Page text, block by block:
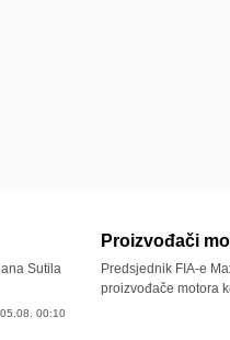
Sutila
00:10
Proizvođači
Predsjednik FIA-e
proizvođače motora